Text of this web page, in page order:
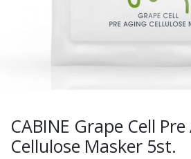
CABINE Grape Cell
Cellulose Masker 5st.